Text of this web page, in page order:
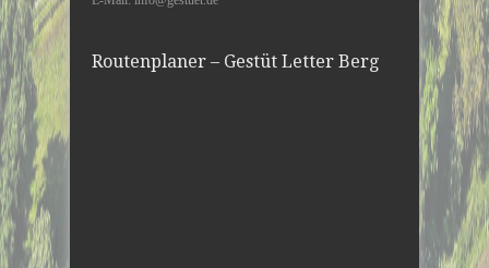
Routenplaner – Gestüt Letter Berg